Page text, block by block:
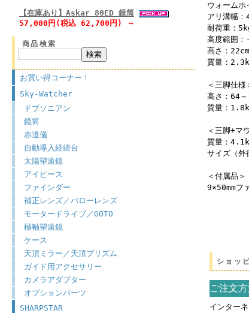
【在庫あり】Askar 80ED 鏡筒
57,000円(税込 62,700円) ～
商品検索
お買い得コーナー！
Sky-Watcher
ドブソニアン
鏡筒
赤道儀
自動導入経緯台
太陽望遠鏡
アイピース
ファインダー
補正レンズ／バローレンズ
モータードライブ／GOTO
極軸望遠鏡
ケース
天頂ミラー／天頂プリズム
ガイド用アクセサリー
カメラアダプター
オプションパーツ
SHARPSTAR
ウォームホ
アリ溝幅：
耐荷重：
高度範囲
高さ：
質量：
＜三脚仕様
高さ：64
質量：
＜三脚+マ
質量：
サイズ（
＜付属品＞
9×50mmフ
ショッ
ご注文
インター